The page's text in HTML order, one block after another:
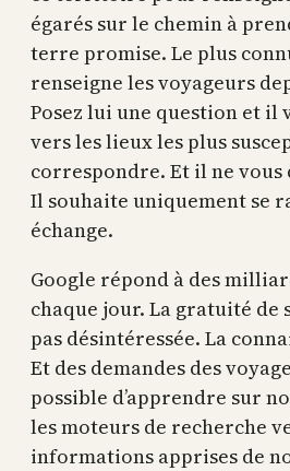
égarés sur le chemin à
terre promise. Le plus
renseigne les voyageurs
Posez lui une question et il
vers les lieux les plus
correspondre. Et il ne
Il souhaite uniquement se
échange.
Google répond à des
chaque jour. La gratuité de
pas désintéressée. La
Et des demandes des
possible d’apprendre sur
les moteurs de recherche
informations apprises de